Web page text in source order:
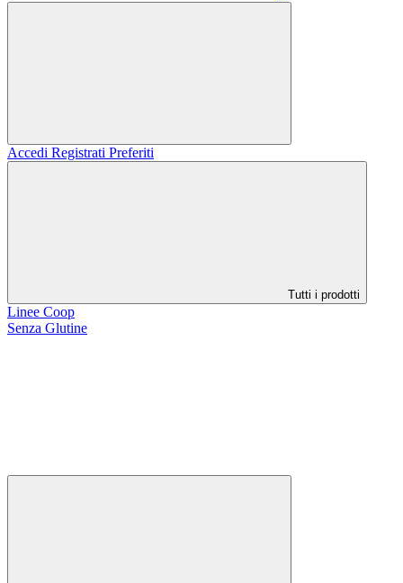
Accedi Registrati Preferiti
Tutti i prodotti
Linee Coop
Senza Glutine